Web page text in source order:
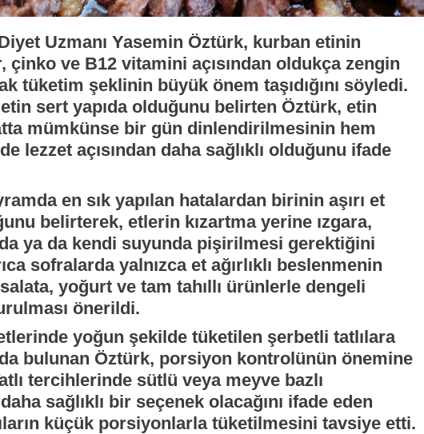
Uzmanı Yasemin Öztürk, kurban etinin
çinko ve B12 vitamini açısından oldukça zengin
tüketim şeklinin büyük önem taşıdığını söyledi.
sert yapıda olduğunu belirten Öztürk, etin
mümkünse bir gün dinlendirilmesinin hem
lezzet açısından daha sağlıklı olduğunu ifade
en sık yapılan hatalardan birinin aşırı et
belirterek, etlerin kızartma yerine ızgara,
ya da kendi suyunda pişirilmesi gerektiğini
sofralarda yalnızca et ağırlıklı beslenmenin
yoğurt ve tam tahıllı ürünlerle dengeli
önerildi.
yoğun şekilde tüketilen şerbetli tatlılara
bulunan Öztürk, porsiyon kontrolünün önemine
tercihlerinde sütlü veya meyve bazlı
sağlıklı bir seçenek olacağını ifade eden
küçük porsiyonlarla tüketilmesini tavsiye etti.